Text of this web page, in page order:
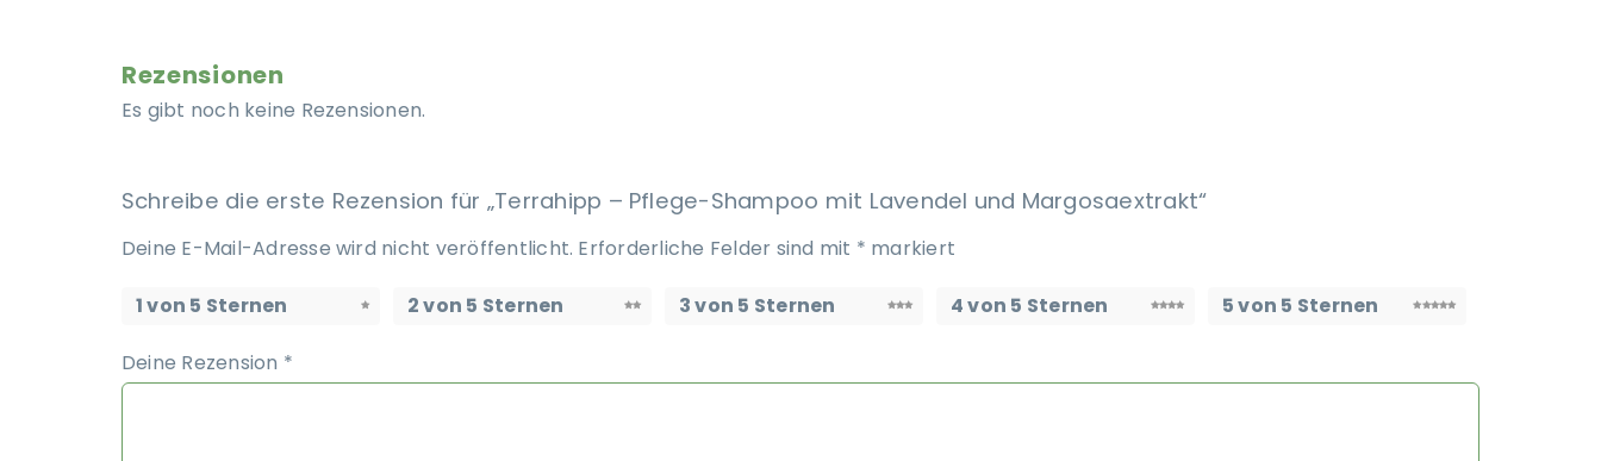
Rezensionen
Es gibt noch keine Rezensionen.
Schreibe die erste Rezension für „Terrahipp – Pflege-Shampoo mit Lavendel und Margosaextrakt“
Deine E-Mail-Adresse wird nicht veröffentlicht. Erforderliche Felder sind mit * markiert
1 von 5 Sternen 2 von 5 Sternen 3 von 5 Sternen 4 von 5 Sternen 5 von 5 Sternen
Deine Rezension *